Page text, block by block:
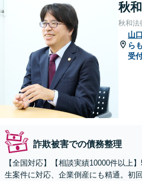
秋
秋和法
山
ら
受
詐欺被害での債務整理
【全国対応】【相談実績10000件以上
生案件に対応、企業倒産にも精通。初